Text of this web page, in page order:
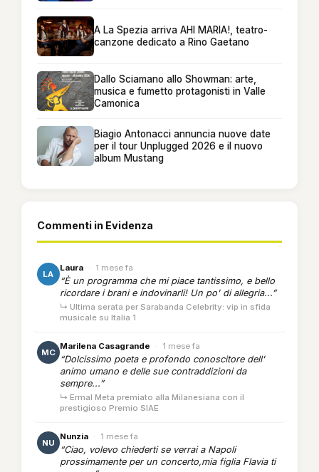
A La Spezia arriva AHI MARIA!, teatro-
canzone dedicato a Rino Gaetano
Dallo Sciamano allo Showman: arte,
musica e fumetto protagonisti in Valle
Camonica
Biagio Antonacci annuncia nuove date
per il tour Unplugged 2026 e il nuovo
album Mustang
Commenti in Evidenza
LA
Laura · 1 mese fa
“È un programma che mi piace tantissimo, e bello
ricordare i brani e indovinarli! Un po' di allegria...”
↳ Ultima serata per Sarabanda Celebrity: vip in sfida
musicale su Italia 1
MC
Marilena Casagrande · 1 mese fa
“Dolcissimo poeta e profondo conoscitore dell'
animo umano e delle sue contraddizioni da
sempre...”
↳ Ermal Meta premiato alla Milanesiana con il
prestigioso Premio SIAE
NU
Nunzia · 1 mese fa
“Ciao, volevo chiederti se verrai a Napoli
prossimamente per un concerto,mia figlia Flavia ti